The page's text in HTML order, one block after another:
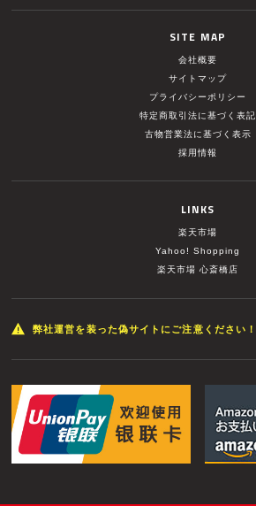
SITE MAP
会社概要
サイトマップ
プライバシーポリシー
特定商取引法に基づく表記
古物営業法に基づく表示
採用情報
LINKS
楽天市場
Yahoo! Shopping
楽天市場 心斎橋店
弊社運営を装った偽サイトにご注意ください！